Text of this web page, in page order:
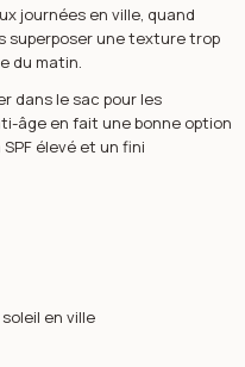
journées en ville, quand
superposer une texture trop
du matin.
dans le sac pour les
âge en fait une bonne option
élevé et un fini
en ville